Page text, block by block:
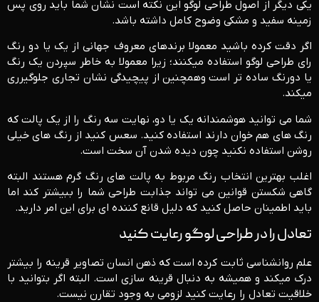
یکی دیگر از اصول طراحی لوگو این نکته است نشان شما باید روی پس
زمینه سفید و مشکی وضوح کامل داشته باشد.
اگر دقت کرده باشید معمولا برندهای معروف جهانی از یک یا دو رنگ
رای طراحی لوگو استفاده میکنند؛ زیرا معمولا به خاطر سپردن یک رنگ
یا دورنگ ساده تر است وهمچنین از پیچیدگی نشان تجاری جلوگیرری
میکند.
شما می توانید هوشمندانه یک یا دو، نهایت سه رنگ را از یک پالت که
رنگ های هم خوان دارند استفاده کنید. سعس کنید از رنگ های خیلی
روشن استفاده نکنید چون دیده شدن آن سخت است.
اغلب بهترین انتخاب رنگ مربوط به پالت های رنگ گرم هستند البته
گاهی شکستن قوانین می تواند جذابت طراحی شما را ببیشتر کند اما
باید اطمینان حاصل کنید که دلیل قانع کننده ای برای این امر دارید.
تعادل را در طراحی لوگو رعایت کنید
علم روانشناسی ثابت کرده است که ذهن انسان تصاویر قرینه را بیشتر
درک میکند و همیشه به دنبال قرینه سازی است. البته اگر بتوانید با
خلاقیت تعادل را رعایت کنید لزومی به وجود تقارن نیست.